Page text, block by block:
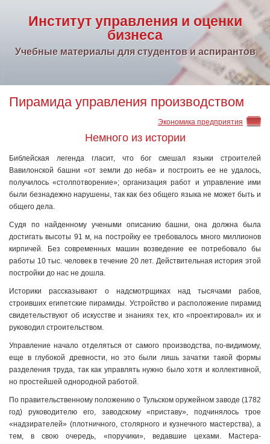
Институт управления и оценки
бизнеса
Учебные материалы для студентов и аспирантов
Пирамида управления производством
Экономика предприятия
Немного из истории
Библейская легенда гласит, что бог смешал языки строителей
Вавилонской башни «от земли до неба» и построить ее не удалось,
получилось «столпотворение»; организация работ и управление ими
были безнадежно нарушены, так как без общего языка не может быть и
общего дела.
Судя по найденному учеными описанию башни, она должна была
достигать высоты 91 м, на постройку ее требовалось много миллионов
кирпичей. Без современных машин возведение ее потребовало бы
работы 10 тыс. человек в течение 20 лет. Действительная история этой
постройки до нас не дошла.
Историки рассказывают о надсмотрщиках над тысячами рабов,
строивших египетские пирамиды. Устройство и расположение пирамид
свидетельствуют об искусстве и знаниях тех, кто «проектировал» их и
руководил строительством.
Управление начало отделяться от самого производства, по-видимому,
еще в глубокой древности, но это были лишь зачатки такой формы
разделения труда, так как управлять нужно было хотя и коллективной,
но простейшей однородной работой.
По правительственному положению о Тульском оружейном заводе (1782
год) руководителю его, заводскому «приставу», подчинялось трое
«надзирателей» (плотничного, столярного и кузнечного мастерства), а
тем, в свою очередь, «поручики», ведавшие цехами. Мастера-